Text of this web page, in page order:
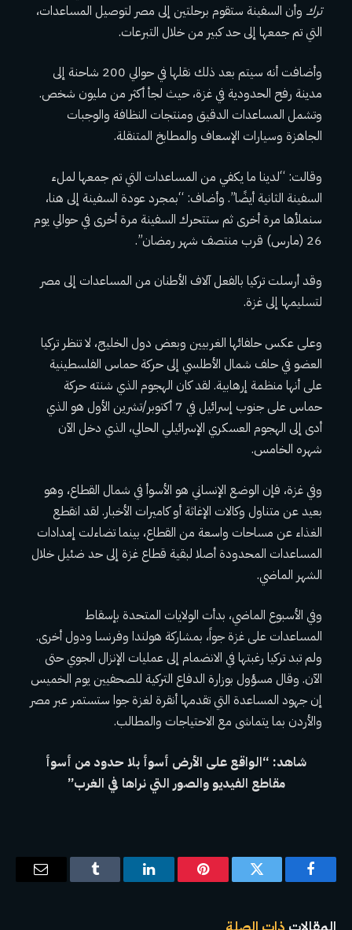
ترك وأن السفينة ستقوم برحلتين إلى مصر لتوصيل المساعدات،
التي تم جمعها إلى حد كبير من خلال التبرعات.
وأضافت أنه سيتم بعد ذلك نقلها في حوالي 200 شاحنة إلى
مدينة رفح الحدودية في غزة، حيث لجأ أكثر من مليون شخص.
وتشمل المساعدات الدقيق ومنتجات النظافة والوجبات
الجاهزة وسيارات الإسعاف والمطابخ المتنقلة.
وقالت: “لدينا ما يكفي من المساعدات التي تم جمعها لملء
السفينة الثانية أيضًا”. وأضاف: “بمجرد عودة السفينة إلى هنا،
سنملأها مرة أخرى ثم ستتحرك السفينة مرة أخرى في حوالي يوم
26 (مارس) قرب منتصف شهر رمضان”.
وقد أرسلت تركيا بالفعل آلاف الأطنان من المساعدات إلى مصر
لتسليمها إلى غزة.
وعلى عكس حلفائها الغربيين وبعض دول الخليج، لا تنظر تركيا
العضو في حلف شمال الأطلسي إلى حركة حماس الفلسطينية
على أنها منظمة إرهابية. لقد كان الهجوم الذي شنته حركة
حماس على جنوب إسرائيل في 7 أكتوبر/تشرين الأول هو الذي
أدى إلى الهجوم العسكري الإسرائيلي الحالي، الذي دخل الآن
شهره الخامس.
وفي غزة، فإن الوضع الإنساني هو الأسوأ في شمال القطاع، وهو
بعيد عن متناول وكالات الإغاثة أو كاميرات الأخبار. لقد انقطع
الغذاء عن مساحات واسعة من القطاع، بينما تضاءلت إمدادات
المساعدات المحدودة أصلا لبقية قطاع غزة إلى حد ضئيل خلال
الشهر الماضي.
وفي الأسبوع الماضي، بدأت الولايات المتحدة بإسقاط
المساعدات على غزة جواً، بمشاركة هولندا وفرنسا ودول أخرى.
ولم تبد تركيا رغبتها في الانضمام إلى عمليات الإنزال الجوي حتى
الآن. وقال مسؤول بوزارة الدفاع التركية للصحفيين يوم الخميس
إن جهود المساعدة التي تقدمها أنقرة لغزة جوا ستستمر عبر مصر
والأردن بما يتماشى مع الاحتياجات والمطالب.
شاهد: “الواقع على الأرض أسوأ بلا حدود من أسوأ
مقاطع الفيديو والصور التي نراها في الغرب”
فيسبوك تويتر بينتيريستلينكدإن Tumblr
البريد